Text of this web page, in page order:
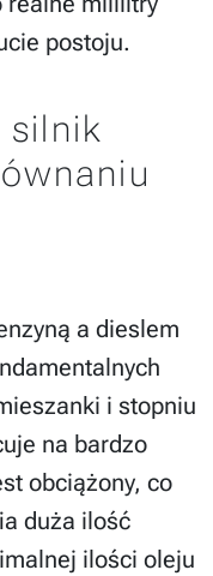
postoju.
silnik
a dieslem
i stopniu
na bardzo
obciążony, co
duża ilość
ilości oleju